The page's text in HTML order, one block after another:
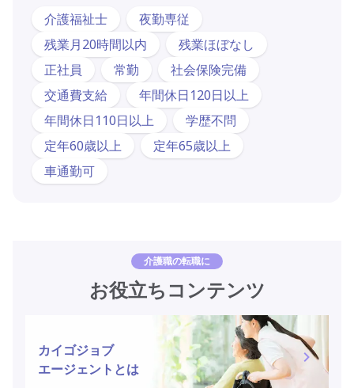
介護福祉士
夜勤専従
残業月20時間以内
残業ほぼなし
正社員
常勤
社会保険完備
交通費支給
年間休日120日以上
年間休日110日以上
学歴不問
定年60歳以上
定年65歳以上
車通勤可
介護職の転職に
お役立ちコンテンツ
カイゴジョブ
エージェントとは